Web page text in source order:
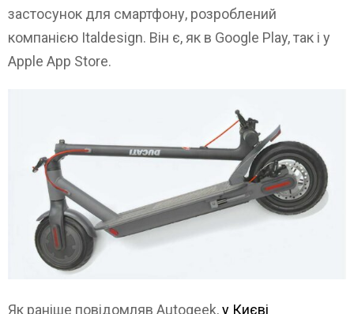
застосунок для смартфону, розроблений
компанією Italdesign. Він є, як в Google Play, так і у
Apple App Store.
Як раніше повідомляв Autogeek,у Києві